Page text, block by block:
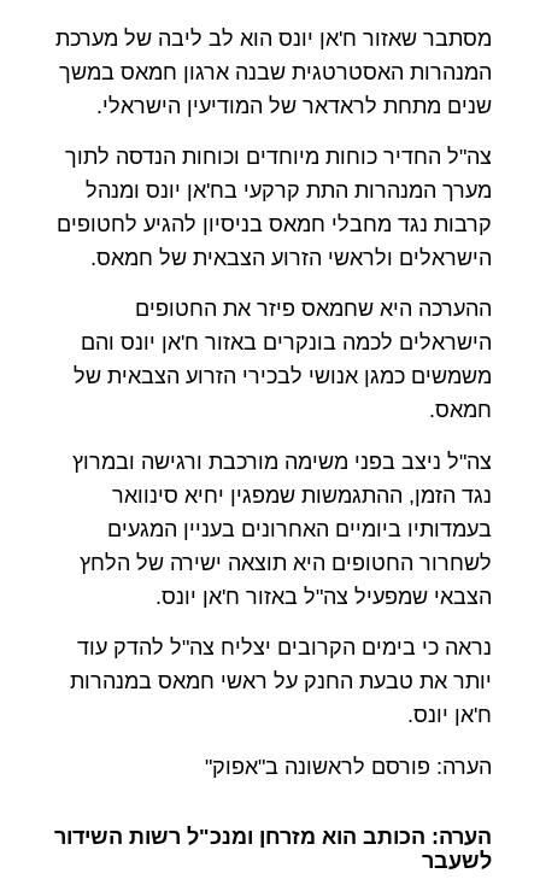
מסתבר שאזור ח'אן יונס הוא לב ליבה של מערכת
המנהרות האסטרטגית שבנה ארגון חמאס במשך
שנים מתחת לראדאר של המודיעין הישראלי.
צה"ל החדיר כוחות מיוחדים וכוחות הנדסה לתוך
מערך המנהרות התת קרקעי בח'אן יונס ומנהל
קרבות נגד מחבלי חמאס בניסיון להגיע לחטופים
הישראלים ולראשי הזרוע הצבאית של חמאס.
ההערכה היא שחמאס פיזר את החטופים
הישראלים לכמה בונקרים באזור ח'אן יונס והם
משמשים כמגן אנושי לבכירי הזרוע הצבאית של
חמאס.
צה"ל ניצב בפני משימה מורכבת ורגישה ובמרוץ
נגד הזמן, ההתגמשות שמפגין יחיא סינוואר
בעמדותיו ביומיים האחרונים בעניין המגעים
לשחרור החטופים היא תוצאה ישירה של הלחץ
הצבאי שמפעיל צה"ל באזור ח'אן יונס.
נראה כי בימים הקרובים יצליח צה"ל להדק עוד
יותר את טבעת החנק על ראשי חמאס במנהרות
ח'אן יונס.
הערה: פורסם לראשונה ב"אפוק"
הערה: הכותב הוא מזרחן ומנכ"ל רשות השידור
לשעבר